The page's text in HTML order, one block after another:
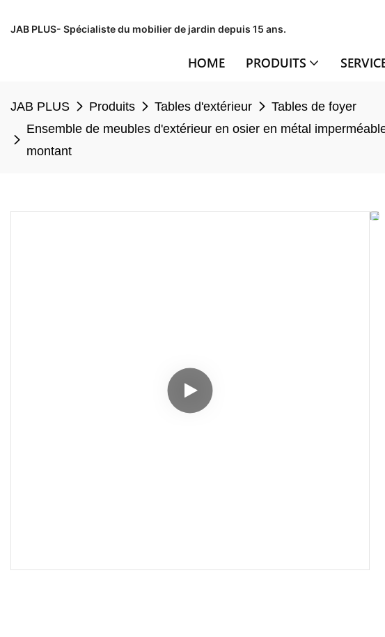
JAB PLUS- Spécialiste du mobilier de jardin depuis 15 ans.
HOME PRODUITS
JAB PLUS Produits Tables d'extérieur
Tables de foyer
Ensemble de meubles d'extérieur en osier en métal
montant